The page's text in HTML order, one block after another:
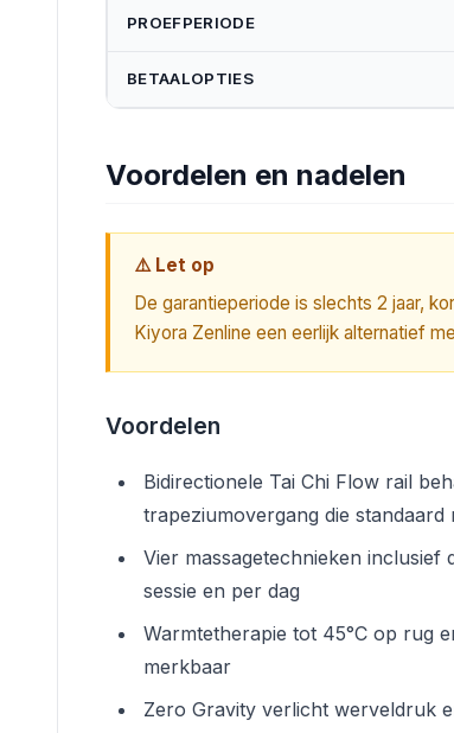
PROEFPERIODE
BETAALOPTIES
Voordelen en nadelen
⚠️ Let op
De garantieperiode is slechts 2 jaar,
Kiyora Zenline een eerlijk alternatief
Voordelen
Bidirectionele Tai Chi Flow rail
trapeziumovergang die
Vier massagetechnieken inclusief
sessie en per dag
Warmtetherapie tot 45°C op rug
merkbaar
Zero Gravity verlicht werveldruk